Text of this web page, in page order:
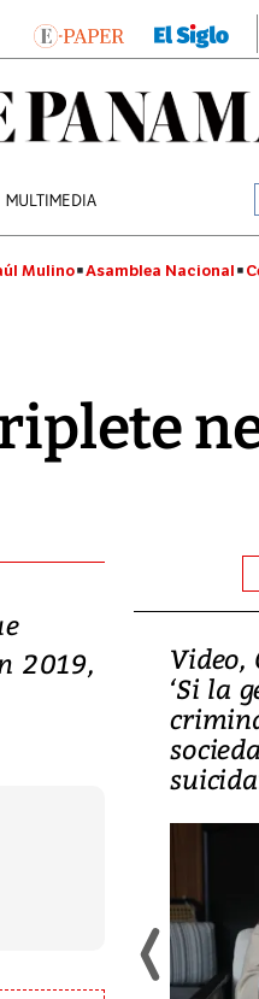
MULTIMEDIA
Mulino Asamblea Nacional
2019,
Video,
‘Si la